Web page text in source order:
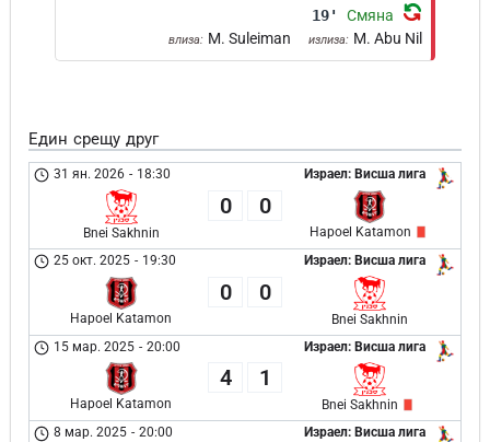
19' Смяна
влиза: M. Suleiman излиза: M. Abu Nil
Един срещу друг
Израел: Висша лига
31 ян. 2026 - 18:30
Bnei Sakhnin
0 0
Hapoel Katamon
Израел: Висша лига
25 окт. 2025 - 19:30
Hapoel Katamon
0 0
Bnei Sakhnin
Израел: Висша лига
15 мар. 2025 - 20:00
Hapoel Katamon
4 1
Bnei Sakhnin
Израел: Висша лига
8 мар. 2025 - 20:00